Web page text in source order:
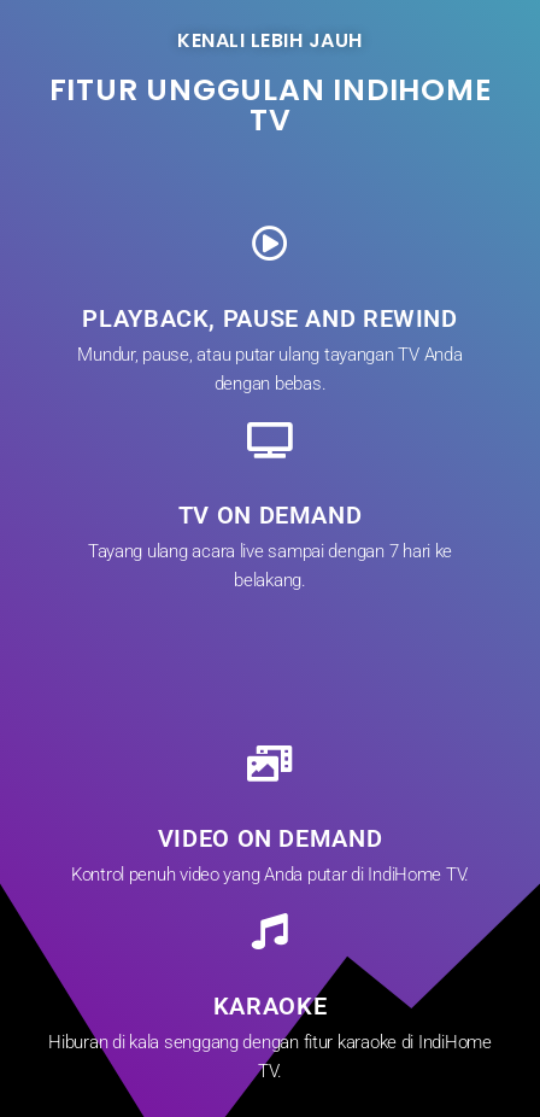
KENALI LEBIH JAUH
FITUR UNGGULAN INDIHOME
TV
PLAYBACK, PAUSE AND REWIND
Mundur, pause, atau putar ulang tayangan TV Anda
dengan bebas.
TV ON DEMAND
Tayang ulang acara live sampai dengan 7 hari ke
belakang.
VIDEO ON DEMAND
Kontrol penuh video yang Anda putar di IndiHome TV.
KARAOKE
Hiburan di kala senggang dengan fitur karaoke di IndiHome
TV.